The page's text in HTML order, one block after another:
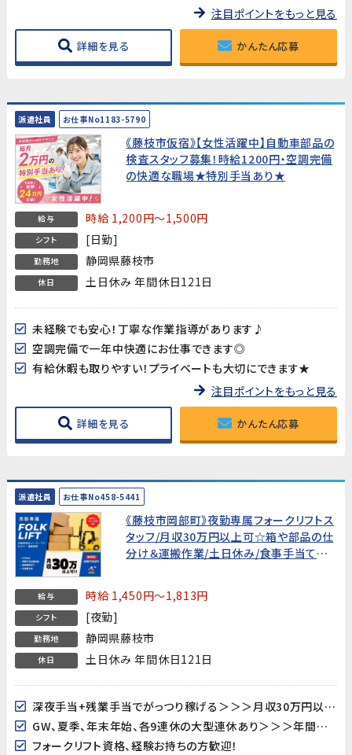
注目ポイントをもっと見る
詳細を見る かんたん応募
派遣社員 お仕事No1183-5790
《藤枝市仮宿》【女性活躍中】自動車部品の
検査スタッフ募集！時給1200円・空調完備
の快適な職場★特別手当あり★
給与 時給 1,200円～1,500円
シフト [日勤]
勤務地 静岡県藤枝市
休日 土日休み 年間休日121日
未経験でも安心！丁寧な作業指導があります♪
空調完備で一年中快適にお仕事できます◎
有給休暇も取りやすい！プライベートも大切にできます★
注目ポイントをもっと見る
詳細を見る かんたん応募
派遣社員 お仕事No458-5441
《藤枝市岡部町》夜勤専属フォークリフトス
タッフ/月収30万円以上可☆箱や部品の仕
分け＆運搬作業/土日休み/食事手当てあ
給与 時給 1,450円～1,813円
シフト [夜勤]
勤務地 静岡県藤枝市
休日 土日休み 年間休日121日
深夜手当+残業手当でがっつり稼げる＞＞＞月収30万円以上可！！
GW、夏季、年末年始、各9連休の大型連休あり＞＞＞年間休日121日☆ﾐ
フォークリフト資格、経験お持ちの方歓迎！